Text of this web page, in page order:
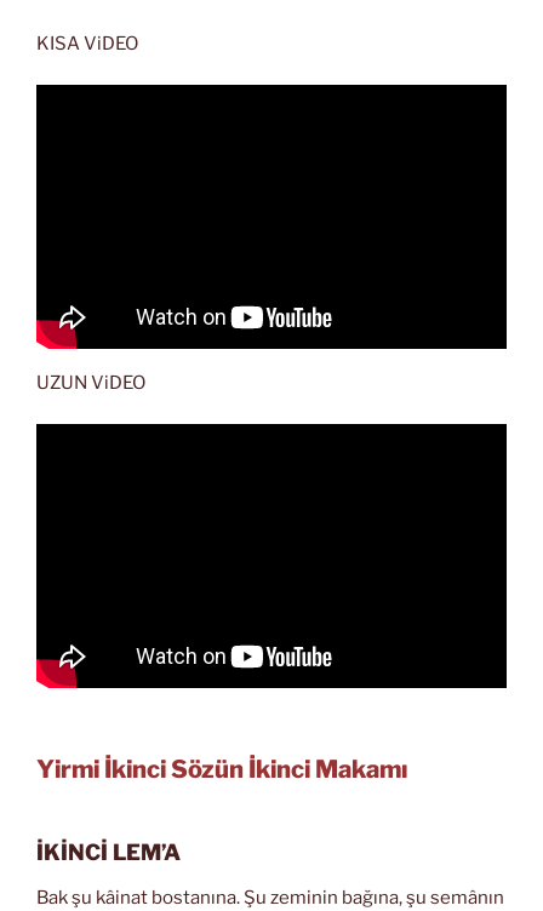
KISA ViDEO
UZUN ViDEO
Yirmi İkinci Sözün İkinci Makamı
İKİNCİ LEM’A
Bak şu kâinat bostanına. Şu zeminin bağına, şu semânın